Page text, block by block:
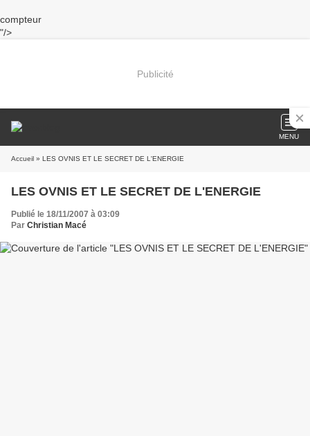
compteur
"/>
Publicité
MENU
Accueil » LES OVNIS ET LE SECRET DE L'ENERGIE
LES OVNIS ET LE SECRET DE L'ENERGIE
Publié le 18/11/2007 à 03:09
Par Christian Macé